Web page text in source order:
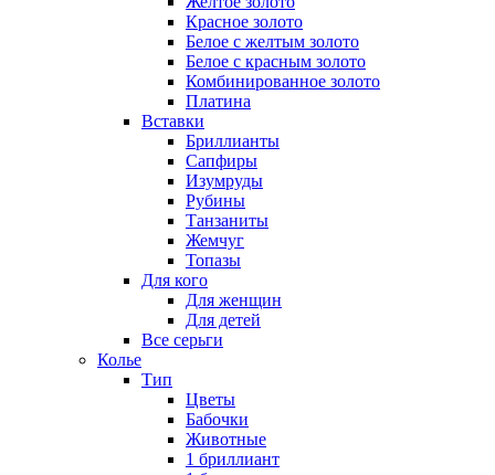
Красное золото
Белое с желтым золото
Белое с красным золото
Комбинированное золото
Платина
Вставки
Бриллианты
Сапфиры
Изумруды
Рубины
Танзаниты
Жемчуг
Топазы
Для кого
Для женщин
Для детей
Все серьги
Колье
Тип
Цветы
Бабочки
Животные
1 бриллиант